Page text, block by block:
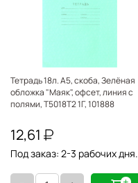
Тетрадь 18л. А5, скоба, Зелёная
обложка "Маяк", офсет, линия с
полями, Т5018Т2 1Г, 101888
12,61
Под заказ: 2-3 рабочих дня.